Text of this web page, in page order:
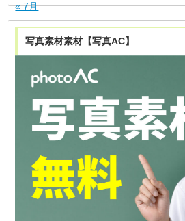
« 7月
写真素材素材【写真AC】